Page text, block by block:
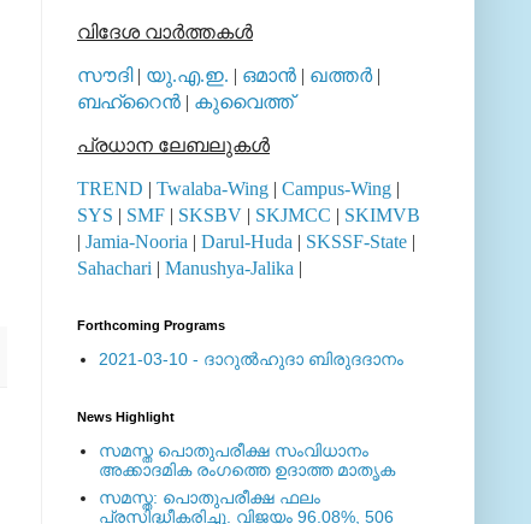
വിദേശ വാര്‍ത്തകള്‍
സൗദി| യു.എ.ഇ. | ഒമാന്‍ | ഖത്തര്‍|
ബഹ്റൈന്‍ | കുവൈത്ത്
പ്രധാന ലേബലുകള്‍
TREND | Twalaba-Wing | Campus-Wing |
SYS | SMF | SKSBV | SKJMCC | SKIMVB
| Jamia-Nooria | Darul-Huda | SKSSF-State |
Sahachari | Manushya-Jalika |
Forthcoming Programs
2021-03-10 - ദാറുല്‍ഹുദാ ബിരുദദാനം
News Highlight
സമസ്ത പൊതുപരീക്ഷ സംവിധാനം
അക്കാദമിക രംഗത്തെ ഉദാത്ത മാതൃക
സമസ്ത: പൊതുപരീക്ഷ ഫലം
പ്രസിദ്ധീകരിച്ചു. വിജയം 96.08%, 506